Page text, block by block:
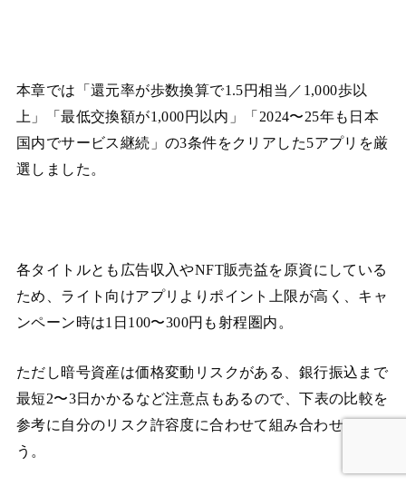
本章では「還元率が歩数換算で1.5円相当／1,000歩以
上」「最低交換額が1,000円以内」「2024〜25年も日本
国内でサービス継続」の3条件をクリアした5アプリを厳
選しました。
各タイトルとも広告収入やNFT販売益を原資にしている
ため、ライト向けアプリよりポイント上限が高く、キャ
ンペーン時は1日100〜300円も射程圏内。
ただし暗号資産は価格変動リスクがある、銀行振込まで
最短2〜3日かかるなど注意点もあるので、下表の比較を
参考に自分のリスク許容度に合わせて組み合わせましょ
う。